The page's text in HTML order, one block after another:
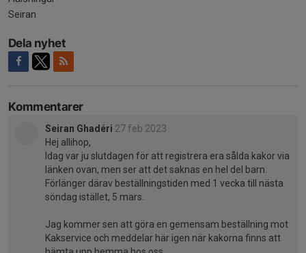
Seiran
Dela nyhet
Kommentarer
Seiran Ghadéri 27 feb 2023
Hej allihop,
Idag var ju slutdagen för att registrera era sålda kakor via
länken ovan, men ser att det saknas en hel del barn.
Förlänger därav beställningstiden med 1 vecka till nästa
söndag istället, 5 mars.
Jag kommer sen att göra en gemensam beställning mot
Kakservice och meddelar här igen när kakorna finns att